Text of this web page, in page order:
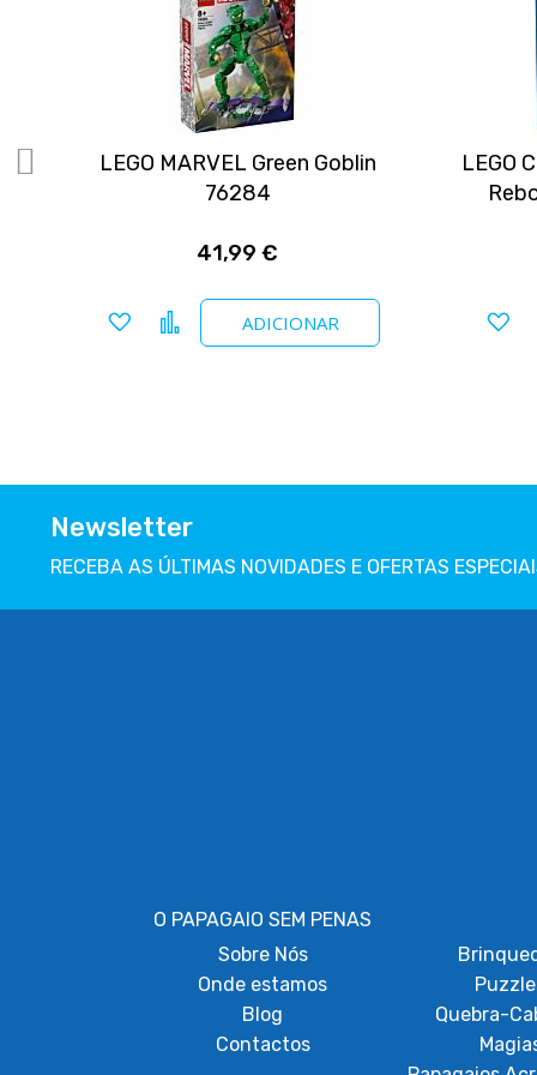
LEGO MARVEL Green Goblin
76284
41,99 €
ADICIONAR
Adicionar a favoritos
Comparar
LEGO
Newsletter
RECEBA AS ÚLTIMAS NOVIDADES E OFERTAS
O PAPAGAIO SEM PENAS
Sobre Nós
Onde estamos
Blog
Contactos
Quebra-